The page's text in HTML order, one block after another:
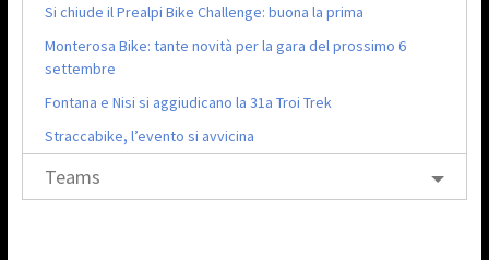
Si chiude il Prealpi Bike Challenge: buona la prima
Monterosa Bike: tante novità per la gara del prossimo 6
settembre
Fontana e Nisi si aggiudicano la 31a Troi Trek
Straccabike, l’evento si avvicina
Teams